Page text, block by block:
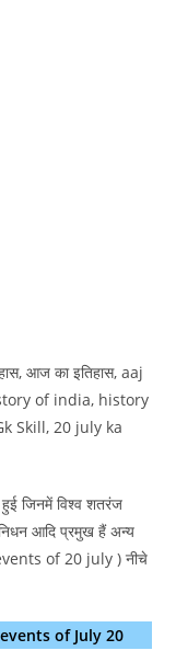
आज का इतिहास, aaj
of india, history
Skill, 20 july ka
जिनमें विश्व शतरंज
निधन आदि प्रमुख हैं अन्य
of 20 july ) नीचे
events of July 20